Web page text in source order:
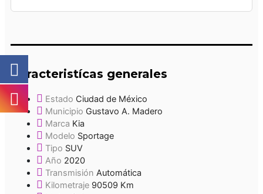
Caracteristícas generales
Estado Ciudad de México
Municipio Gustavo A. Madero
Marca Kia
Modelo Sportage
Tipo SUV
Año 2020
Transmisión Automática
Kilometraje 90509 Km